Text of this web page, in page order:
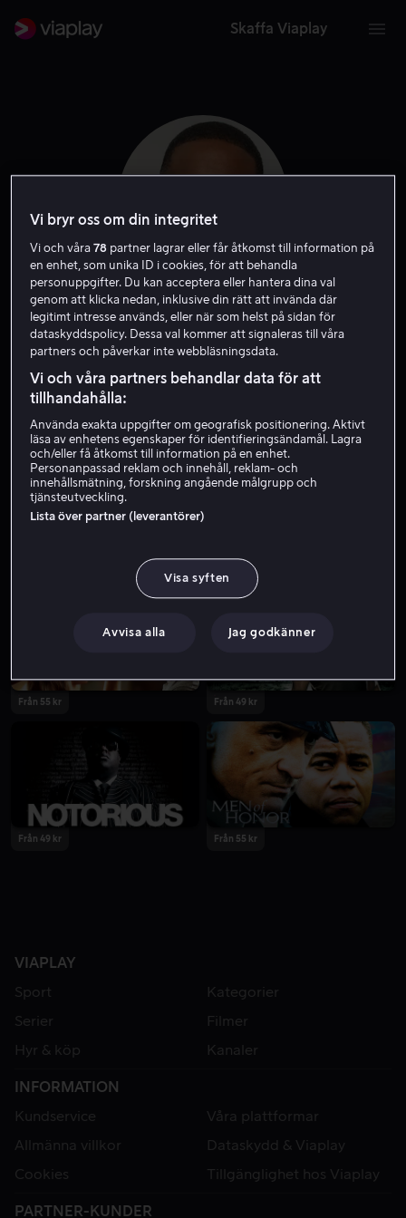
Skaffa Viaplay
George Tillman Jr.
Regissör Producent
Från 55 kr
Från 55 kr Från 49 kr
Från 49 kr Från 55 kr
VIAPLAY
Sport
Kategorier
Serier
Filmer
Hyr & köp
Kanaler
INFORMATION
Kundservice
Våra plattformar
Allmänna villkor
Dataskydd & Viaplay
Cookies
Tillgänglighet hos Viaplay
PARTNER-KUNDER
Vi bryr oss om din integritet
Vi och våra78 partner lagrar eller får åtkomst till information på
en enhet, som unika ID i cookies, för att behandla
personuppgifter. Du kan acceptera eller hantera dina val
genom att klicka nedan, inklusive din rätt att invända där
legitimt intresse används, eller när som helst på sidan för
dataskyddspolicy. Dessa val kommer att signaleras till våra
partners och påverkar inte webbläsningsdata.
Vi och våra partners behandlar data för att
tillhandahålla:
Använda exakta uppgifter om geografisk positionering. Aktivt
läsa av enhetens egenskaper för identifieringsändamål. Lagra
och/eller få åtkomst till information på en enhet.
Personanpassad reklam och innehåll, reklam- och
innehållsmätning, forskning angående målgrupp och
tjänsteutveckling.
Lista över partner (leverantörer)
Visa syften
Avvisa alla Jag godkänner